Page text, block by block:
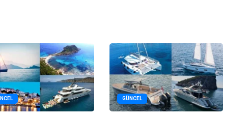
GÜNCEL